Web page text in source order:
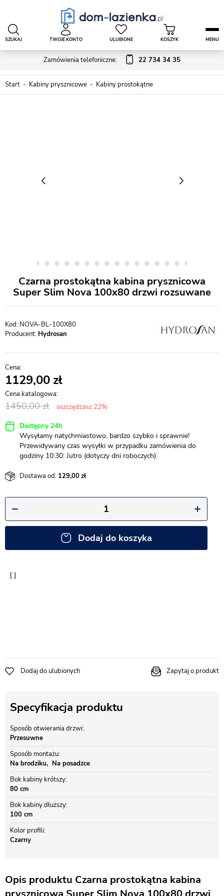
Zamówienia telefoniczne: 22 734 34 35
SZUKAJ TWOJE KONTO ULUBIONE KOSZYK MENU
Start Kabiny prysznicowe Kabiny prostokątne
Czarna prostokątna kabina prysznicowa
Super Slim Nova 100x80 drzwi rozsuwane
NOVA-BL-100X80
Producent: Hydrosan
1129,00
1450,00 oszczędzasz 22%
Dostępny 24h
Wysyłamy natychmiastowo, bardzo szybko i sprawnie!
Przewidywany czas wysyłki w przypadku zamówienia do
godziny 10:30: Jutro (dotyczy dni roboczych)
Dostawa od: 129,00
Dodaj do koszyka
Dodaj do ulubionych Zapytaj o produkt
Specyfikacja produktu
Sposób otwierania drzwi
Przesuwne
Sposób montażu
Na brodziku
Na posadzce
Bok kabiny krótszy
80 cm
Bok kabiny dłuższy
100 cm
Kolor profili
Czarny
Opis produktu Czarna prostokątna kabina